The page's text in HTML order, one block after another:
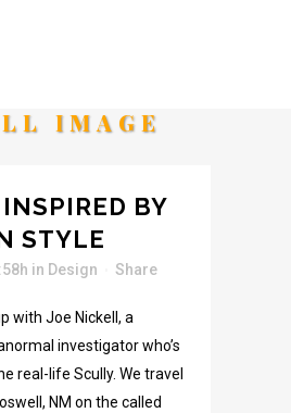
IMAGE
INSPIRED BY
STYLE
in Design Share
with Joe Nickell, a
investigator who’s
real-life Scully. We travel
NM on the called